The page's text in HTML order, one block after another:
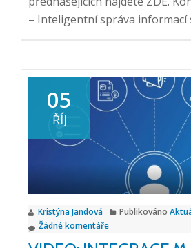
– Inteligentní správa informací
05
ŘÍJ
Kristýna Jandová Publikováno
Žádné komentáře